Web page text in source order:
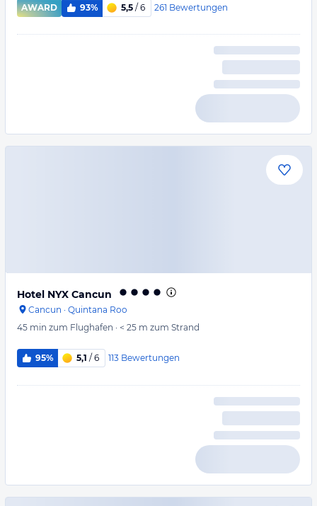
AWARD 93% 5,5 / 6 261 Bewertungen
Hotel NYX Cancun
Cancun · Quintana Roo
45 min zum Flughafen · < 25 m zum Strand
95% 5,1 / 6 113 Bewertungen